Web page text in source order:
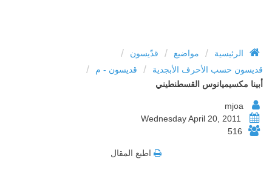
الرئيسية / مواضيع / قدّيسون /
قديسون حسب الأحرف الأبجدية / قديسون - م /
أبينا مكسيميانوس القسطنطيني
516
اطبع المقال